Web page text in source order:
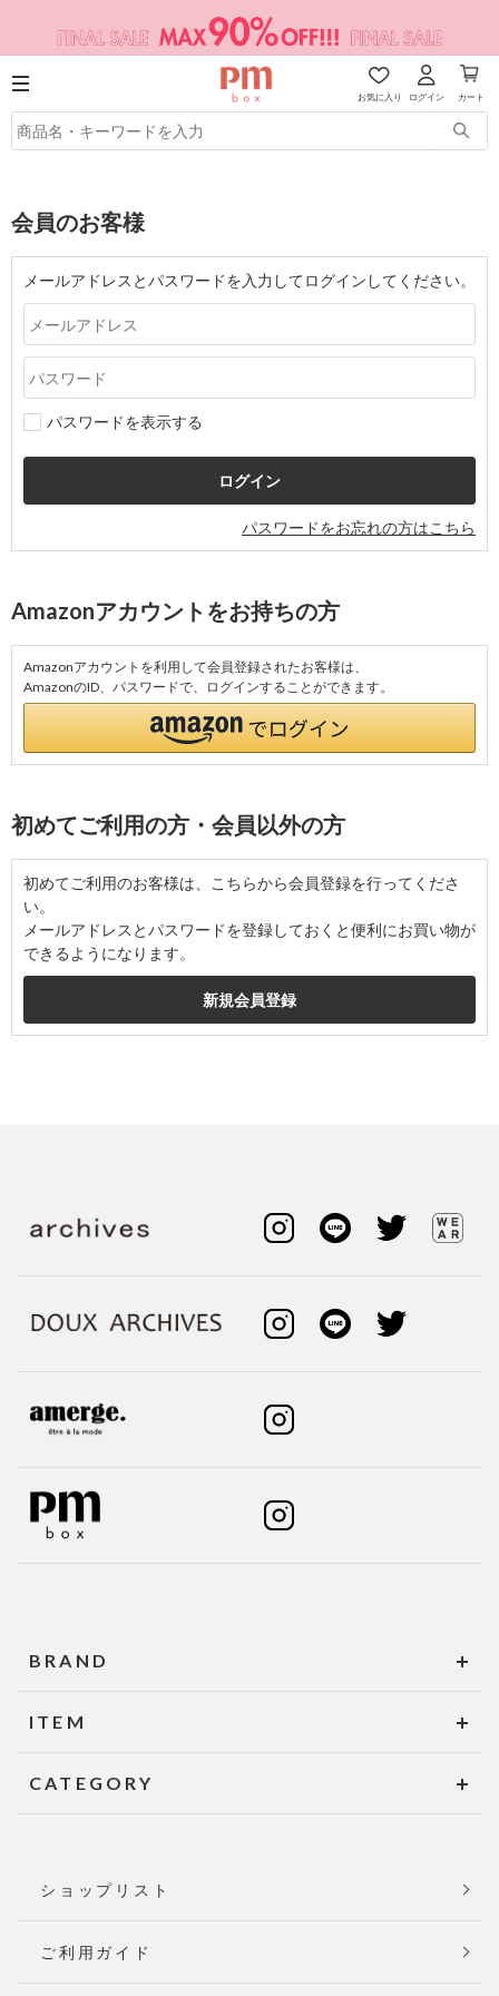
お気に入り ログイン カート
会員のお客様
メールアドレスとパスワードを入力してログインしてください。
パスワードを表示する
パスワードをお忘れの方はこちら
Amazonアカウントをお持ちの方
Amazonアカウントを利用して会員登録されたお客様は、
AmazonのID、パスワードで、ログインすることができます。
初めてご利用の方・会員以外の方
初めてご利用のお客様は、こちらから会員登録を行ってくださ
い。
メールアドレスとパスワードを登録しておくと便利にお買い物が
できるようになります。
BRAND
ITEM
CATEGORY
ショップリスト
ご利用ガイド